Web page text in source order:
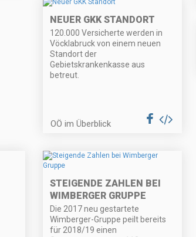
NEUER GKK STANDORT
120.000 Versicherte werden in
Vöcklabruck von einem neuen
Standort der
Gebietskrankenkasse aus
betreut.
OÖ im Überblick
STEIGENDE ZAHLEN BEI
WIMBERGER GRUPPE
Die 2017 neu gestartete
Wimberger-Gruppe peilt bereits
für 2018/19 einen